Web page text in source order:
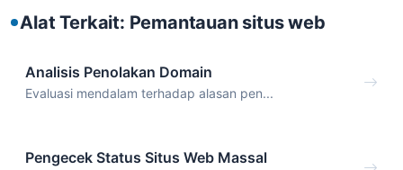
Alat Terkait: Pemantauan situs web
Analisis Penolakan Domain
Evaluasi mendalam terhadap alasan pen...
Pengecek Status Situs Web Massal